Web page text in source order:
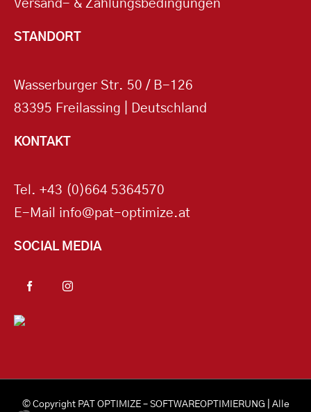
Versand- & Zahlungsbedingungen
STANDORT
Wasserburger Str. 50 / B-126
83395 Freilassing | Deutschland
KONTAKT
Tel. +43 (0)664 5364570
E-Mail info@pat-optimize.at
SOCIAL MEDIA
© Copyright PAT OPTIMIZE – SOFTWAREOPTIMIERUNG | Alle